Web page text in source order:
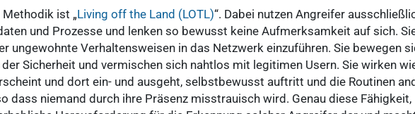
ist „Living off the Land (LOTL)“. Dabei nutzen Angreifer
und Prozesse und lenken so bewusst keine Aufmerksamkeit auf sich.
ungewohnte Verhaltensweisen in das Netzwerk einzuführen. Sie bewegen
Sicherheit und vermischen sich nahtlos mit legitimen Usern. Sie wirken
und dort ein- und ausgeht, selbstbewusst auftritt und die Routinen
dass niemand durch ihre Präsenz misstrauisch wird. Genau diese Fähigkeit,